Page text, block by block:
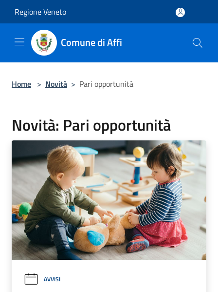
Regione Veneto
Comune di Affi
Home > Novità > Pari opportunità
Novità: Pari opportunità
AVVISI